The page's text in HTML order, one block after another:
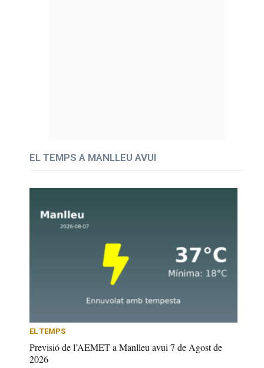
EL TEMPS A MANLLEU AVUI
EL TEMPS
Previsió de l’AEMET a Manlleu avui 7 de Agost de
2026